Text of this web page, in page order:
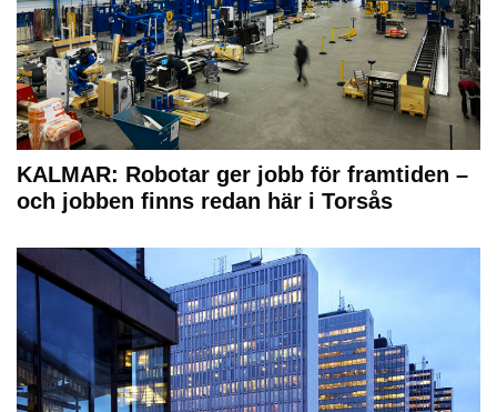
KALMAR: Robotar ger jobb för framtiden –
och jobben finns redan här i Torsås